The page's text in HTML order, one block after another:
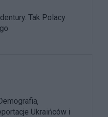
Tak Polacy
Ukraińców i